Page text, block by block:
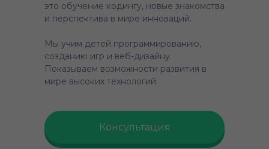
это обучение кодингу, новые знакомства
и перспектива в мире инноваций.
Мы учим детей программированию,
созданию игр и веб-дизайну.
Показываем возможности развития в
мире высоких технологий.
Консультация